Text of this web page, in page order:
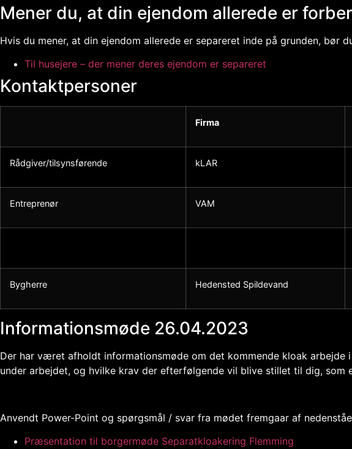
Mener du, at din ejendom allerede er
Hvis du mener, at din ejendom allerede er separeret inde på grunden, bør
Til husejere – der mener deres ejendom er separeret
Kontaktpersoner
Firma
Rådgiver/tilsynsførende kLAR
Entreprenør VAM
Bygherre Hedensted Spildevand
Informationsmøde 26.04.2023
Der har været afholdt informationsmøde om det kommende kloak
under arbejdet, og hvilke krav der efterfølgende vil blive stillet til dig, som
Anvendt Power-Point og spørgsmål / svar fra mødet fremgaar af
Præsentation til borgermøde Separatkloakering Flemming